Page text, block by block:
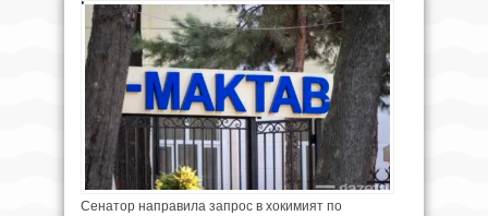
Сенатор направила запрос в хокимият по